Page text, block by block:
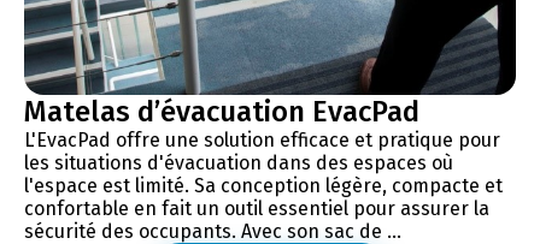
Matelas d’évacuation EvacPad
L'EvacPad offre une solution efficace et pratique pour
les situations d'évacuation dans des espaces où
l'espace est limité. Sa conception légère, compacte et
confortable en fait un outil essentiel pour assurer la
sécurité des occupants. Avec son sac de ...